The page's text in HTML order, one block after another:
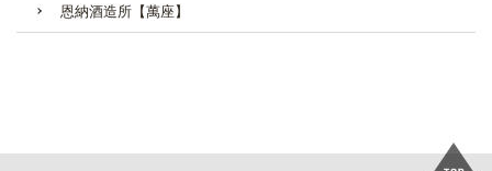
恩納酒造所【萬座】